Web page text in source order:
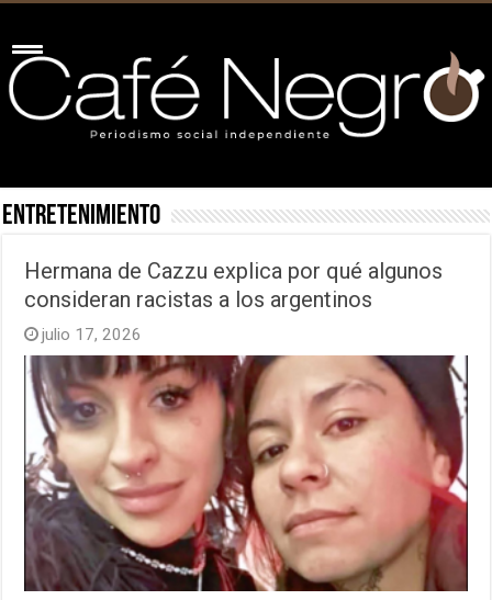
Entretenimiento
Hermana de Cazzu explica por qué algunos
consideran racistas a los argentinos
julio 17, 2026